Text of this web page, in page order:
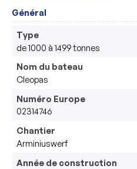
Général
Type
de 1000 à 1499 tonnes
Nom du bateau
Cleopas
Numéro Europe
02314746
Chantier
Arminiuswerf
Année de construction